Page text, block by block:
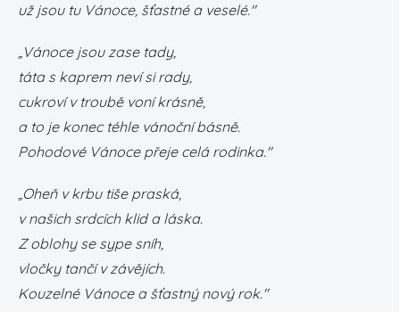
už jsou tu Vánoce, šťastné a veselé."
„Vánoce jsou zase tady,
táta s kaprem neví si rady,
cukroví v troubě voní krásně,
a to je konec téhle vánoční básně.
Pohodové Vánoce přeje celá rodinka."
„Oheň v krbu tiše praská,
v našich srdcích klid a láska.
Z oblohy se sype sníh,
vločky tančí v závějích.
Kouzelné Vánoce a šťastný nový rok."